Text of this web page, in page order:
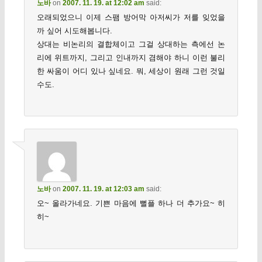
노바on 2007. 11. 19. at 12:02 am said:
오래되었으니 이제 스팸 방어막 아저씨가 저를 잊었을
까 싶어 시도해봅니다.
상대는 비논리의 결합체이고 그걸 상대하는 측에선 논
리에 위트까지, 그리고 인내까지 겸해야 하니 이런 불리
한 싸움이 어디 있나 싶네요. 뭐, 세상이 원래 그런 것일
수도.
노바on 2007. 11. 19. at 12:03 am said:
오~ 올라가네요. 기쁜 마음에 뻘플 하나 더 추가요~ 히
히~